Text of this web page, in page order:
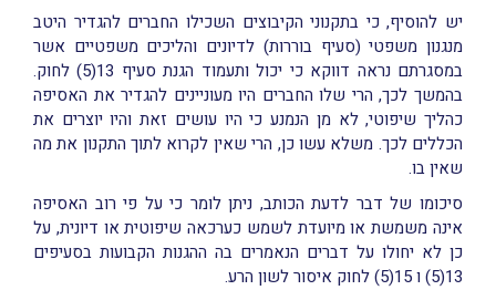
יש להוסיף, כי בתקנוני הקיבוצים השכילו החברים להגדיר היטב
מנגנון משפטי (סעיף בוררות) לדיונים והליכים משפטיים אשר
במסגרתם נראה דווקא כי יכול ותעמוד הגנת סעיף 13(5) לחוק.
בהמשך לכך, הרי שלו החברים היו מעוניינים להגדיר את האסיפה
כהליך שיפוטי, לא מן הנמנע כי היו עושים זאת והיו יוצרים את
הכללים לכך. משלא עשו כן, הרי שאין לקרוא לתוך התקנון את מה
שאין בו.
סיכומו של דבר לדעת הכותב, ניתן לומר כי על פי רוב האסיפה
אינה משמשת או מיועדת לשמש כערכאה שיפוטית או דיונית, על
כן לא יחולו על דברים הנאמרים בה ההגנות הקבועות בסעיפים
13(5) ו 15(5) לחוק איסור לשון הרע.